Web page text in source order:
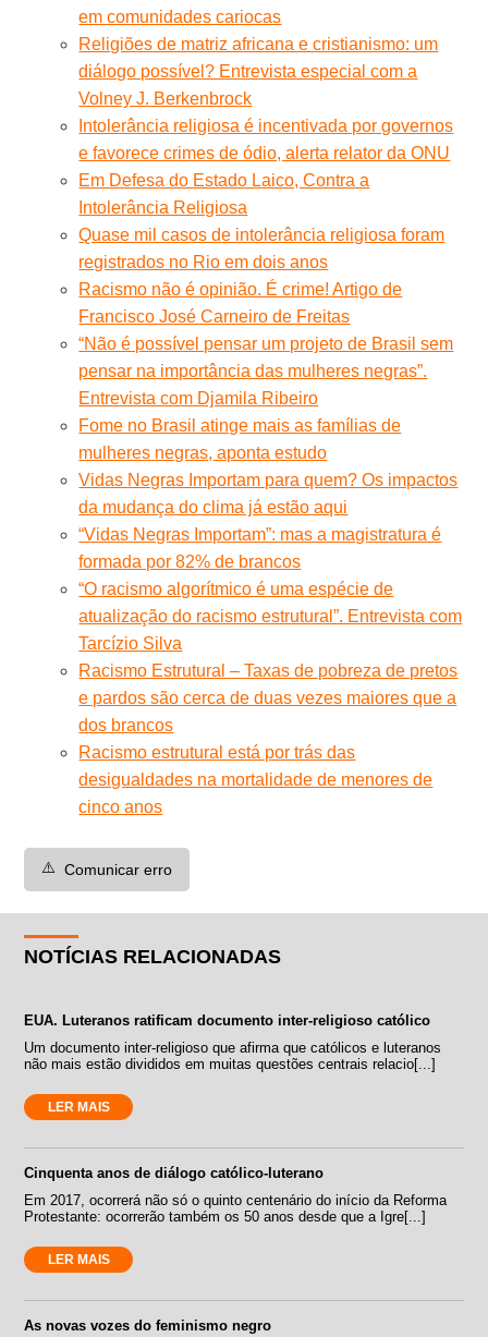
em comunidades cariocas
Religiões de matriz africana e cristianismo: um
diálogo possível? Entrevista especial com a
Volney J. Berkenbrock
Intolerância religiosa é incentivada por governos
e favorece crimes de ódio, alerta relator da ONU
Em Defesa do Estado Laico, Contra a
Intolerância Religiosa
Quase mil casos de intolerância religiosa foram
registrados no Rio em dois anos
Racismo não é opinião. É crime! Artigo de
Francisco José Carneiro de Freitas
“Não é possível pensar um projeto de Brasil sem
pensar na importância das mulheres negras”.
Entrevista com Djamila Ribeiro
Fome no Brasil atinge mais as famílias de
mulheres negras, aponta estudo
Vidas Negras Importam para quem? Os impactos
da mudança do clima já estão aqui
“Vidas Negras Importam”: mas a magistratura é
formada por 82% de brancos
“O racismo algorítmico é uma espécie de
atualização do racismo estrutural”. Entrevista com
Tarcízio Silva
Racismo Estrutural – Taxas de pobreza de pretos
e pardos são cerca de duas vezes maiores que a
dos brancos
Racismo estrutural está por trás das
desigualdades na mortalidade de menores de
cinco anos
⚠️ Comunicar erro
NOTÍCIAS RELACIONADAS
EUA. Luteranos ratificam documento inter-religioso católico
Um documento inter-religioso que afirma que católicos e luteranos
não mais estão divididos em muitas questões centrais relacio[...]
LER MAIS
Cinquenta anos de diálogo católico-luterano
Em 2017, ocorrerá não só o quinto centenário do início da Reforma
Protestante: ocorrerão também os 50 anos desde que a Igre[...]
LER MAIS
As novas vozes do feminismo negro